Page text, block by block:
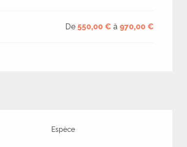
De 550,00 € à 970,00 €
Espèce